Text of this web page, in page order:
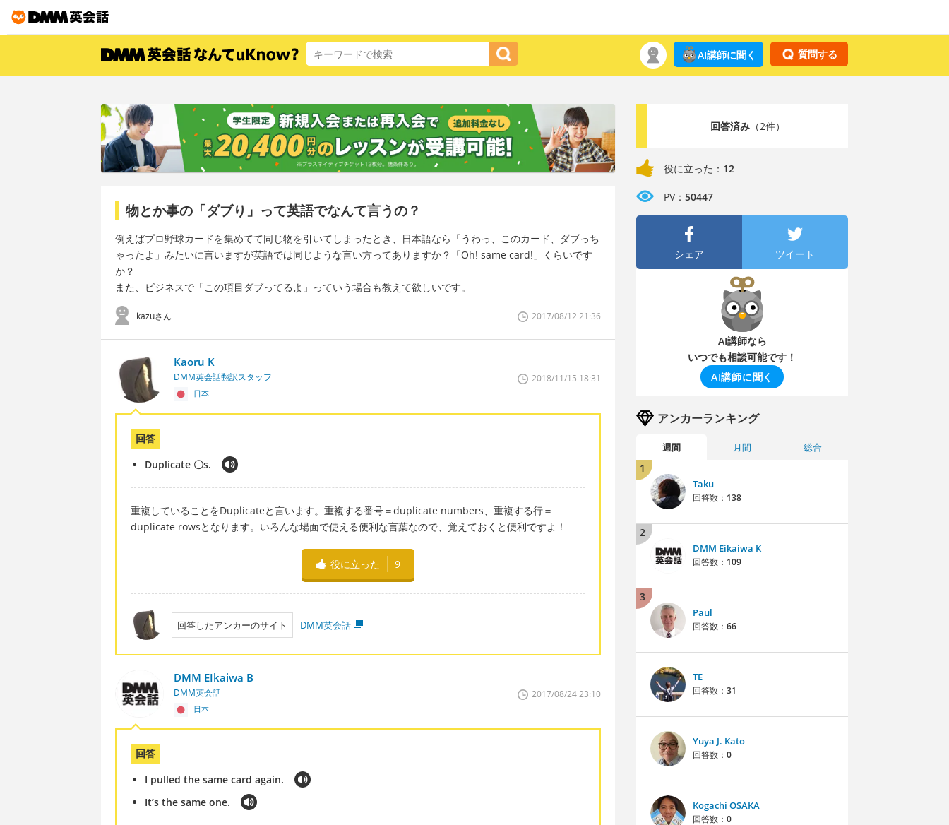
質問する
AI講師に聞く
物とか事の「ダブり」って英語でなんて言うの？
例えばプロ野球カードを集めてて同じ物を引いてしまったとき、日本語なら「うわっ、このカード、ダブっち
ゃったよ」みたいに言いますが英語では同じような言い方ってありますか？「Oh! same card!」くらいです
か？
また、ビジネスで「この項目ダブってるよ」っていう場合も教えて欲しいです。
kazuさん 2017/08/12 21:36
Kaoru K
DMM英会話翻訳スタッフ
日本
2018/11/15 18:31
回答
Duplicate 〇s.
重複していることをDuplicateと言います。重複する番号＝duplicate numbers、重複する行＝
duplicate rowsとなります。いろんな場面で使える便利な言葉なので、覚えておくと便利ですよ！
役に立った 9
回答したアンカーのサイト DMM英会話
DMM EIkaiwa B
DMM英会話
日本
2017/08/24 23:10
回答
I pulled the same card again.
It’s the same one.
回答済み（2件）
役に立った： 12
PV： 50447
シェア ツイート
AI講師なら
いつでも相談可能です！
AI講師に聞く
アンカーランキング
週間 月間 総合
1
Taku
回答数： 138
2
DMM Eikaiwa K
回答数： 109
3
Paul
回答数： 66
TE
回答数： 31
Yuya J. Kato
回答数： 0
Kogachi OSAKA
回答数： 0